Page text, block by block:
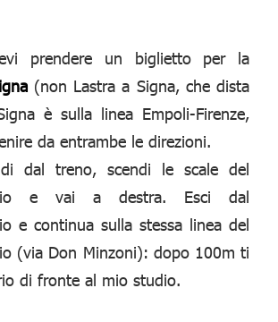
prendere un biglietto per la
(non Lastra a Signa, che dista
è sulla linea Empoli-Firenze,
da entrambe le direzioni.
dal treno, scendi le scale del
e vai a destra. Esci dal
e continua sulla stessa linea del
(via Don Minzoni): dopo 100m ti
di fronte al mio studio.